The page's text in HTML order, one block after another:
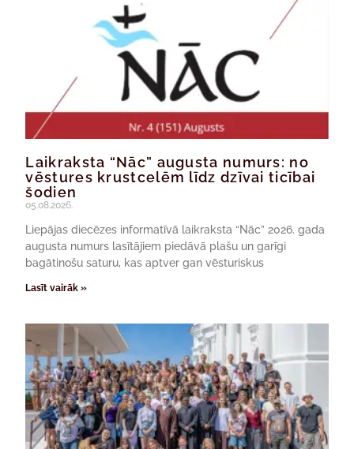
Laikraksta “Nāc” augusta numurs: no
vēstures krustcelēm līdz dzīvai ticībai
šodien
05.08.2026.
Liepājas diecēzes informatīvā laikraksta “Nāc” 2026. gada
augusta numurs lasītājiem piedāvā plašu un garīgi
bagātinošu saturu, kas aptver gan vēsturiskus
Lasīt vairāk »